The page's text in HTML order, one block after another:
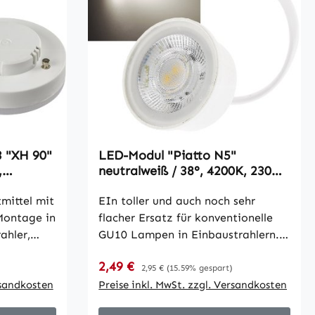
"XH 90"
mit
in
und
LED-Modul "Piatto N5"
neutralweiß / 38°, 4200K, 230V,
EIn toller und auch noch sehr
flacher Ersatz für konventionelle
GU10 Lampen in Einbaustrahlern. •
Lichtstrom 380 Lumen • Leistung
5W • Lichtfarbe neutralweiß •
Verkaufspreis:
2,49 € Regulärer Preis:
2,95 € (15.59% gespart)
Preise inkl. MwSt. zzgl. Versandkosten